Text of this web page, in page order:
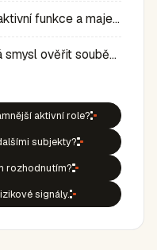
Síť vazeb tvoří hlavně aktivní funkce a majetkové role v…
Před rozhodnutím dává smysl ověřit souběh rolí, historic…
aktivní role?
subjekty?
rozhodnutím?
signály.